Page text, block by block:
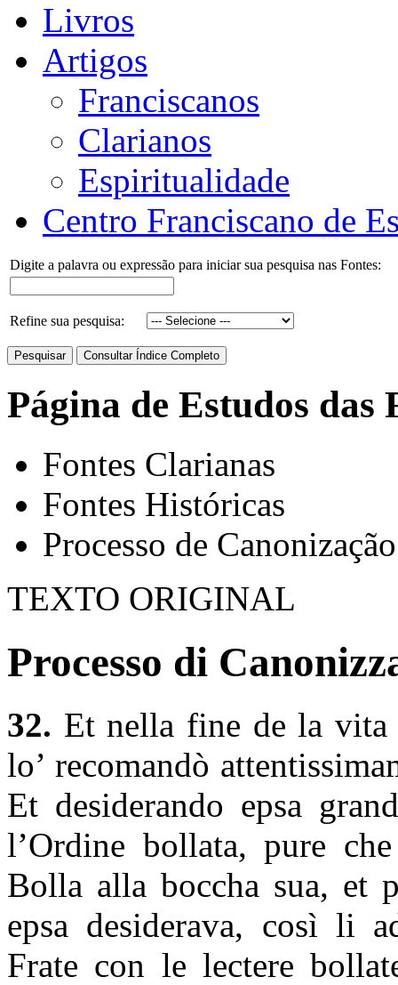
Livros
Artigos
Franciscanos
Clarianos
Espiritualidade
Centro Franciscano de
Digite a palavra ou expressão para iniciar sua pesquisa nas Fontes:
Refine sua pesquisa:
Página de Estudos das
Fontes Clarianas
Fontes Históricas
Processo de Canonização
TEXTO ORIGINAL
Processo di
32. Et nella fine de la vita
lo’ recomandò
Et desiderando epsa
l’Ordine bollata, pure
Bolla alla boccha sua, et
epsa desiderava, così li
Frate con le lectere